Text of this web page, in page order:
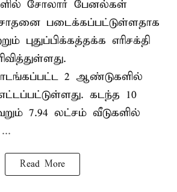
சோலார் பேனல்கள்
படைக்கப்பட்டுள்ளதாக
புதுப்பிக்கத்தக்க எரிசக்தி
2 ஆண்டுகளில்
கடந்த 10
7.94 லட்சம் வீடுகளில்
Read More